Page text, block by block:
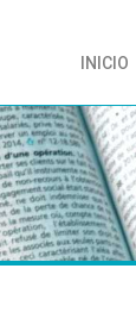
INICIO